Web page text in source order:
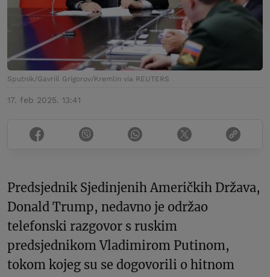
Sputnik/Gavriil Grigorov/Kremlin via REUTERS
17. feb 2025. 13:41
Predsjednik Sjedinjenih Američkih Država,
Donald Trump, nedavno je održao
telefonski razgovor s ruskim
predsjednikom Vladimirom Putinom,
tokom kojeg su se dogovorili o hitnom